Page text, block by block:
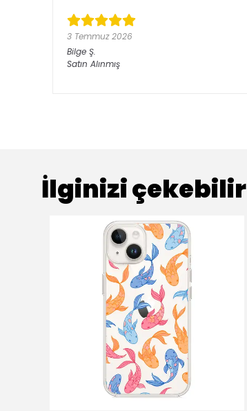
3 Temmuz 2026
Bilge Ş.
Satın Alınmış
İlginizi çekebilir